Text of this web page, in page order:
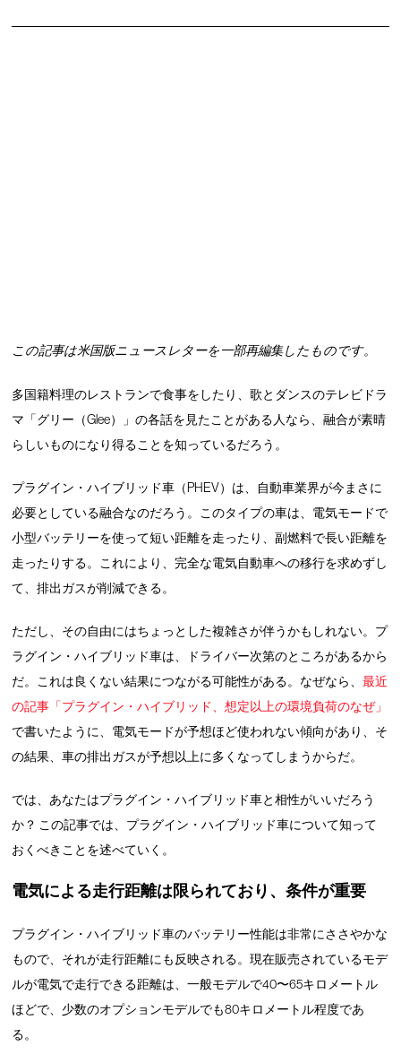
この記事は米国版ニュースレターを一部再編集したものです。
多国籍料理のレストランで食事をしたり、歌とダンスのテレビドラ
マ「グリー（Glee）」の各話を見たことがある人なら、融合が素晴
らしいものになり得ることを知っているだろう。
プラグイン・ハイブリッド車（PHEV）は、自動車業界が今まさに
必要としている融合なのだろう。このタイプの車は、電気モードで
小型バッテリーを使って短い距離を走ったり、副燃料で長い距離を
走ったりする。これにより、完全な電気自動車への移行を求めずし
て、排出ガスが削減できる。
ただし、その自由にはちょっとした複雑さが伴うかもしれない。プ
ラグイン・ハイブリッド車は、ドライバー次第のところがあるから
だ。これは良くない結果につながる可能性がある。なぜなら、最近
の記事「プラグイン・ハイブリッド、想定以上の環境負荷のなぜ」
で書いたように、電気モードが予想ほど使われない傾向があり、そ
の結果、車の排出ガスが予想以上に多くなってしまうからだ。
では、あなたはプラグイン・ハイブリッド車と相性がいいだろう
か？ この記事では、プラグイン・ハイブリッド車について知って
おくべきことを述べていく。
電気による走行距離は限られており、条件が重要
プラグイン・ハイブリッド車のバッテリー性能は非常にささやかな
もので、それが走行距離にも反映される。現在販売されているモデ
ルが電気で走行できる距離は、一般モデルで40〜65キロメートル
ほどで、少数のオプションモデルでも80キロメートル程度であ
る。